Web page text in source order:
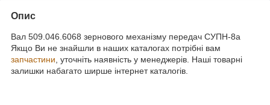
Опис
Вал 509.046.6068 зернового механізму передач СУПН-8а
Якщо Ви не знайшли в наших каталогах потрібні вам
запчастини , уточніть наявність у менеджерів. Наші товарні
залишки набагато ширше інтернет каталогів.